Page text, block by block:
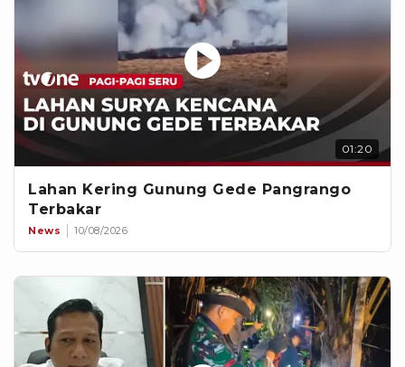
01:20
Lahan Kering Gunung Gede Pangrango
Terbakar
News 10/08/2026